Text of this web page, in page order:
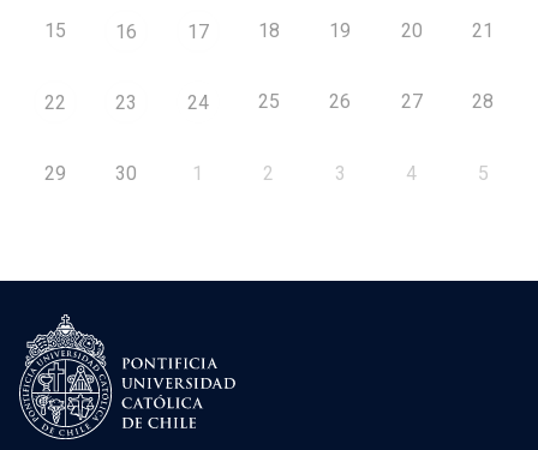
15 16 17 18 19 20 21
22 23 24 25 26 27 28
29 30 1 2 3 4 5